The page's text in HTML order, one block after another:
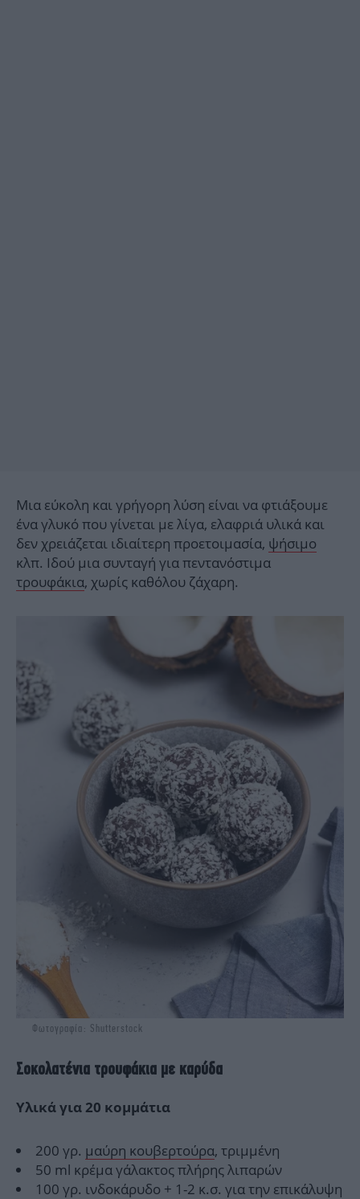
Μια εύκολη και γρήγορη λύση είναι να φτιάξουμε
ένα γλυκό που γίνεται με λίγα, ελαφριά υλικά και
δεν χρειάζεται ιδιαίτερη προετοιμασία, ψήσιμο
κλπ. Ιδού μια συνταγή για πεντανόστιμα
τρουφάκια, χωρίς καθόλου ζάχαρη.
Φωτογραφία: Shutterstock
Σοκολατένια τρουφάκια με καρύδα
Υλικά για 20 κομμάτια
200 γρ. μαύρη κουβερτούρα, τριμμένη
50 ml κρέμα γάλακτος πλήρης λιπαρών
100 γρ. ινδοκάρυδο + 1-2 κ.σ. για την επικάλυψη